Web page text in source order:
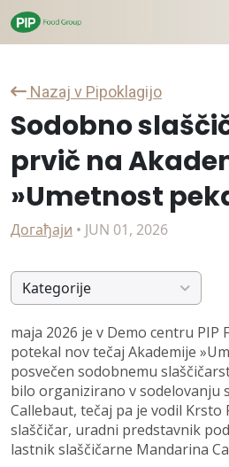
Nazaj v Pipoklagijo
Sodobno
prvič na
»Umetnost
Догађаји • JUN 01, 2026
Kategorije
maja 2026 je v Demo centru PIP
potekal nov tečaj Akademije
posvečen sodobnemu
bilo organizirano v sodelovanju
Callebaut, tečaj pa je vodil Krsto
slaščičar, uradni predstavnik
lastnik slaščičarne Mandarina